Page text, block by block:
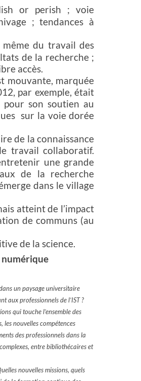
or perish ; voie
; tendances à
du travail des
de la recherche ;
accès.
mouvante, marquée
par exemple, était
pour son soutien au
sur la voie dorée
de la connaissance
travail collaboratif.
une grande
de la recherche
dans le village
atteint de l’impact
de communs (au
de la science.
numérique
un paysage universitaire
aux professionnels de l’IST ?
qui touche l’ensemble des
les nouvelles compétences
des professionnels dans la
entre bibliothécaires et
nouvelles missions, quels